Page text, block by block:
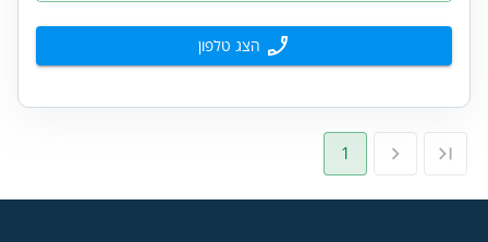
הצג טלפון
1